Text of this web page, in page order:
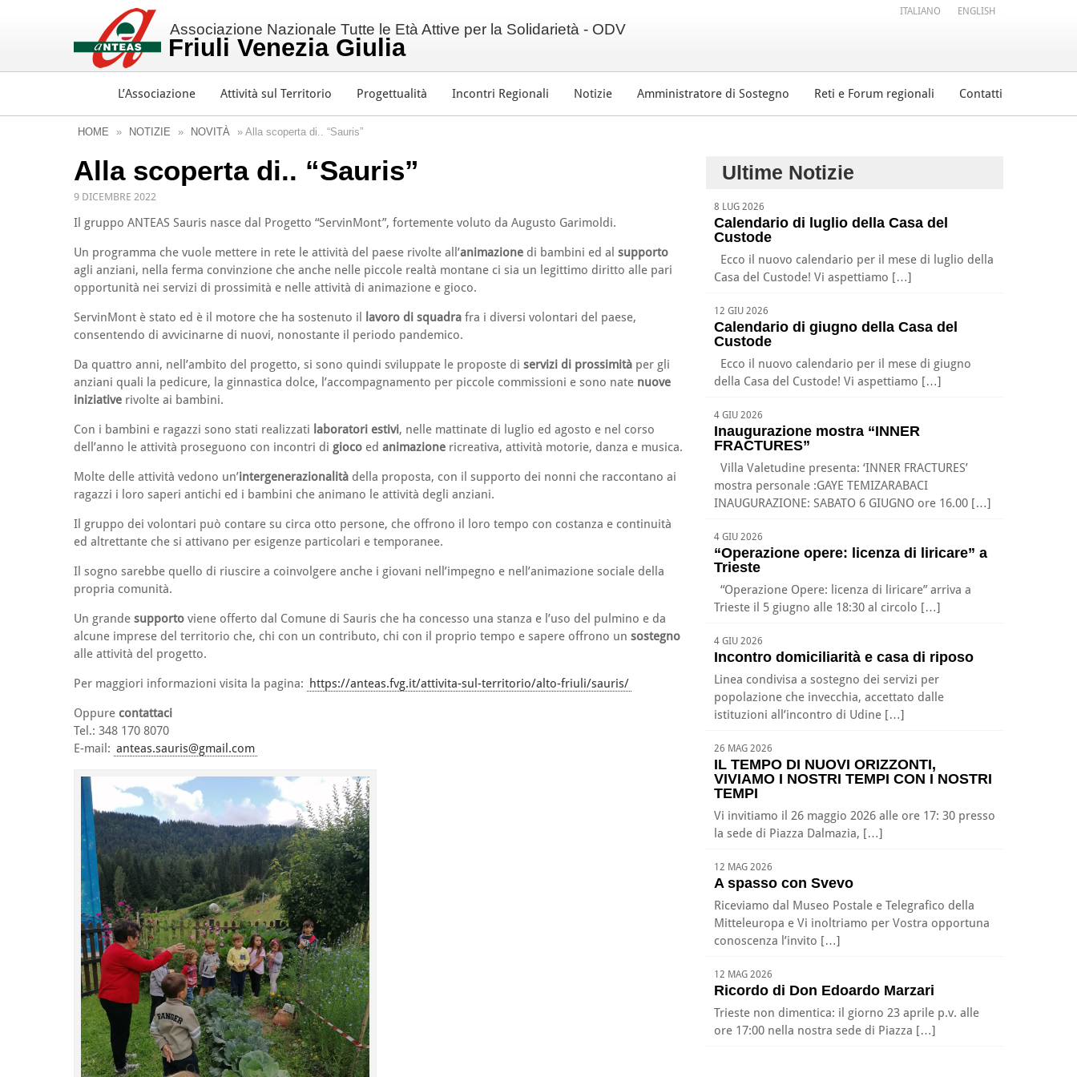
Associazione Nazionale Tutte le Età Attive per la Solidarietà - ODV
Friuli Venezia Giulia
L’Associazione Attività sul Territorio Progettualità Incontri Regionali Notizie Amministratore di Sostegno Reti e Forum regionali Contatti
ITALIANO ENGLISH
HOME » NOTIZIE » NOVITÀ » Alla scoperta di.. “Sauris”
Alla scoperta di.. “Sauris”
9 DICEMBRE 2022
Il gruppo ANTEAS Sauris nasce dal Progetto “ServinMont”, fortemente voluto da Augusto Garimoldi.
Un programma che vuole mettere in rete le attività del paese rivolte all’animazione di bambini ed al supporto
agli anziani, nella ferma convinzione che anche nelle piccole realtà montane ci sia un legittimo diritto alle pari
opportunità nei servizi di prossimità e nelle attività di animazione e gioco.
ServinMont è stato ed è il motore che ha sostenuto il lavoro di squadra fra i diversi volontari del paese,
consentendo di avvicinarne di nuovi, nonostante il periodo pandemico.
Da quattro anni, nell’ambito del progetto, si sono quindi sviluppate le proposte di servizi di prossimità per gli
anziani quali la pedicure, la ginnastica dolce, l’accompagnamento per piccole commissioni e sono nate nuove
iniziative rivolte ai bambini.
Con i bambini e ragazzi sono stati realizzati laboratori estivi, nelle mattinate di luglio ed agosto e nel corso
dell’anno le attività proseguono con incontri di gioco ed animazione ricreativa, attività motorie, danza e musica.
Molte delle attività vedono un’intergenerazionalità della proposta, con il supporto dei nonni che raccontano ai
ragazzi i loro saperi antichi ed i bambini che animano le attività degli anziani.
Il gruppo dei volontari può contare su circa otto persone, che offrono il loro tempo con costanza e continuità
ed altrettante che si attivano per esigenze particolari e temporanee.
Il sogno sarebbe quello di riuscire a coinvolgere anche i giovani nell’impegno e nell’animazione sociale della
propria comunità.
Un grande supporto viene offerto dal Comune di Sauris che ha concesso una stanza e l’uso del pulmino e da
alcune imprese del territorio che, chi con un contributo, chi con il proprio tempo e sapere offrono un sostegno
alle attività del progetto.
Per maggiori informazioni visita la pagina: https://anteas.fvg.it/attivita-sul-territorio/alto-friuli/sauris/
Oppure contattaci
Tel.: 348 170 8070
E-mail: anteas.sauris@gmail.com
Ultime Notizie
8 LUG 2026
Calendario di luglio della Casa del
Custode
Ecco il nuovo calendario per il mese di luglio della
Casa del Custode! Vi aspettiamo […]
12 GIU 2026
Calendario di giugno della Casa del
Custode
Ecco il nuovo calendario per il mese di giugno
della Casa del Custode! Vi aspettiamo […]
4 GIU 2026
Inaugurazione mostra “INNER
FRACTURES”
Villa Valetudine presenta: ‘INNER FRACTURES’
mostra personale :GAYE TEMIZARABACI
INAUGURAZIONE: SABATO 6 GIUGNO ore 16.00 […]
4 GIU 2026
“Operazione opere: licenza di liricare” a
Trieste
“Operazione Opere: licenza di liricare” arriva a
Trieste il 5 giugno alle 18:30 al circolo […]
4 GIU 2026
Incontro domiciliarità e casa di riposo
Linea condivisa a sostegno dei servizi per
popolazione che invecchia, accettato dalle
istituzioni all’incontro di Udine […]
26 MAG 2026
IL TEMPO DI NUOVI ORIZZONTI,
VIVIAMO I NOSTRI TEMPI CON I NOSTRI
TEMPI
Vi invitiamo il 26 maggio 2026 alle ore 17: 30 presso
la sede di Piazza Dalmazia, […]
12 MAG 2026
A spasso con Svevo
Riceviamo dal Museo Postale e Telegrafico della
Mitteleuropa e Vi inoltriamo per Vostra opportuna
conoscenza l’invito […]
12 MAG 2026
Ricordo di Don Edoardo Marzari
Trieste non dimentica: il giorno 23 aprile p.v. alle
ore 17:00 nella nostra sede di Piazza […]